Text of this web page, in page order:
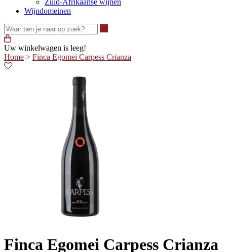
Zuid-Afrikaanse wijnen
Wijndomeinen
Uw winkelwagen is leeg!
Home > Finca Egomei Carpess Crianza
Finca Egomei Carpess Crianza